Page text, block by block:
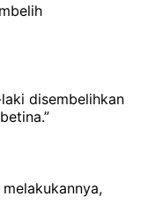
disembelihkan